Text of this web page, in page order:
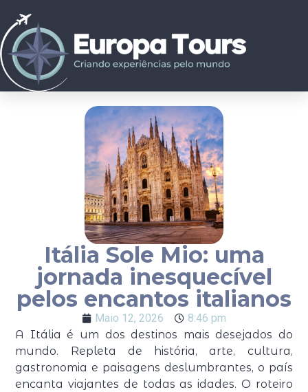
Itália Sole Mio: uma
jornada inesquecível
pelos encantos italianos
Maio 12, 2026
8:46 pm
A Itália é um dos destinos mais desejados do
mundo. Repleta de história, arte, cultura,
gastronomia e paisagens deslumbrantes, o país
encanta viajantes de todas as idades. O roteiro